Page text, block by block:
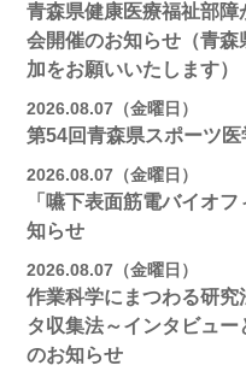
青森県健康医療福祉部
会開催のお知らせ（青
加をお願いいたします）
2026.08.07（金曜日）
第54回青森県スポーツ
2026.08.07（金曜日）
「嚥下表面筋電バイオ
知らせ
2026.08.07（金曜日）
作業科学にまつわる研
タ収集法～インタビュ
のお知らせ